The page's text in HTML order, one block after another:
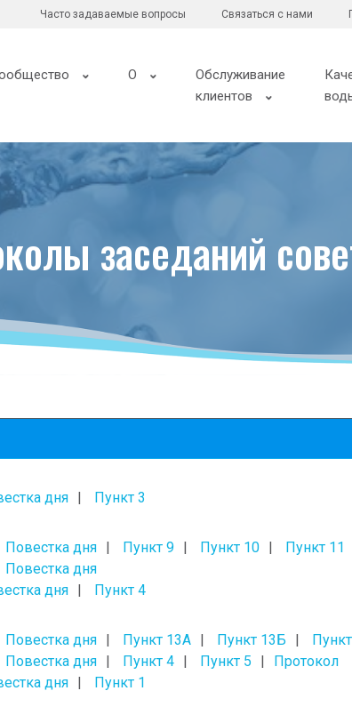
Связаться с нами
Часто задаваемые вопросы
О
Обслуживание
клиентов
заседаний
дня Пункт 3
Повестка дня Пункт 9 Пункт 10
Пункт 11
Повестка дня
дня Пункт 4
Повестка дня Пункт 13А Пункт 13Б
Повестка дня Пункт 4 Пункт 5
Протокол
дня Пункт 1